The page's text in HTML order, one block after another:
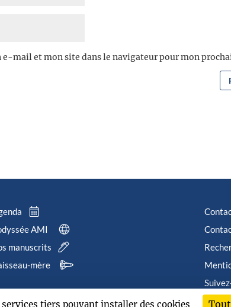
mail et mon site dans le navigateur pour mon
AMI
manuscrits
mère
tiers pouvant installer des cookies